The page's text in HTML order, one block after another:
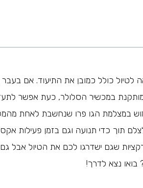
לטיול כולל כמובן את התיעוד. אם
במכשיר הסלולר, כעת אפשר לתעד
במצלמת הגו פרו שנחשבת לאחת
תוך כדי תנועה וגם בזמן פעילות
שגם ישדרגו לכם את הטיול אבל גם
בואו נצא לדרך!